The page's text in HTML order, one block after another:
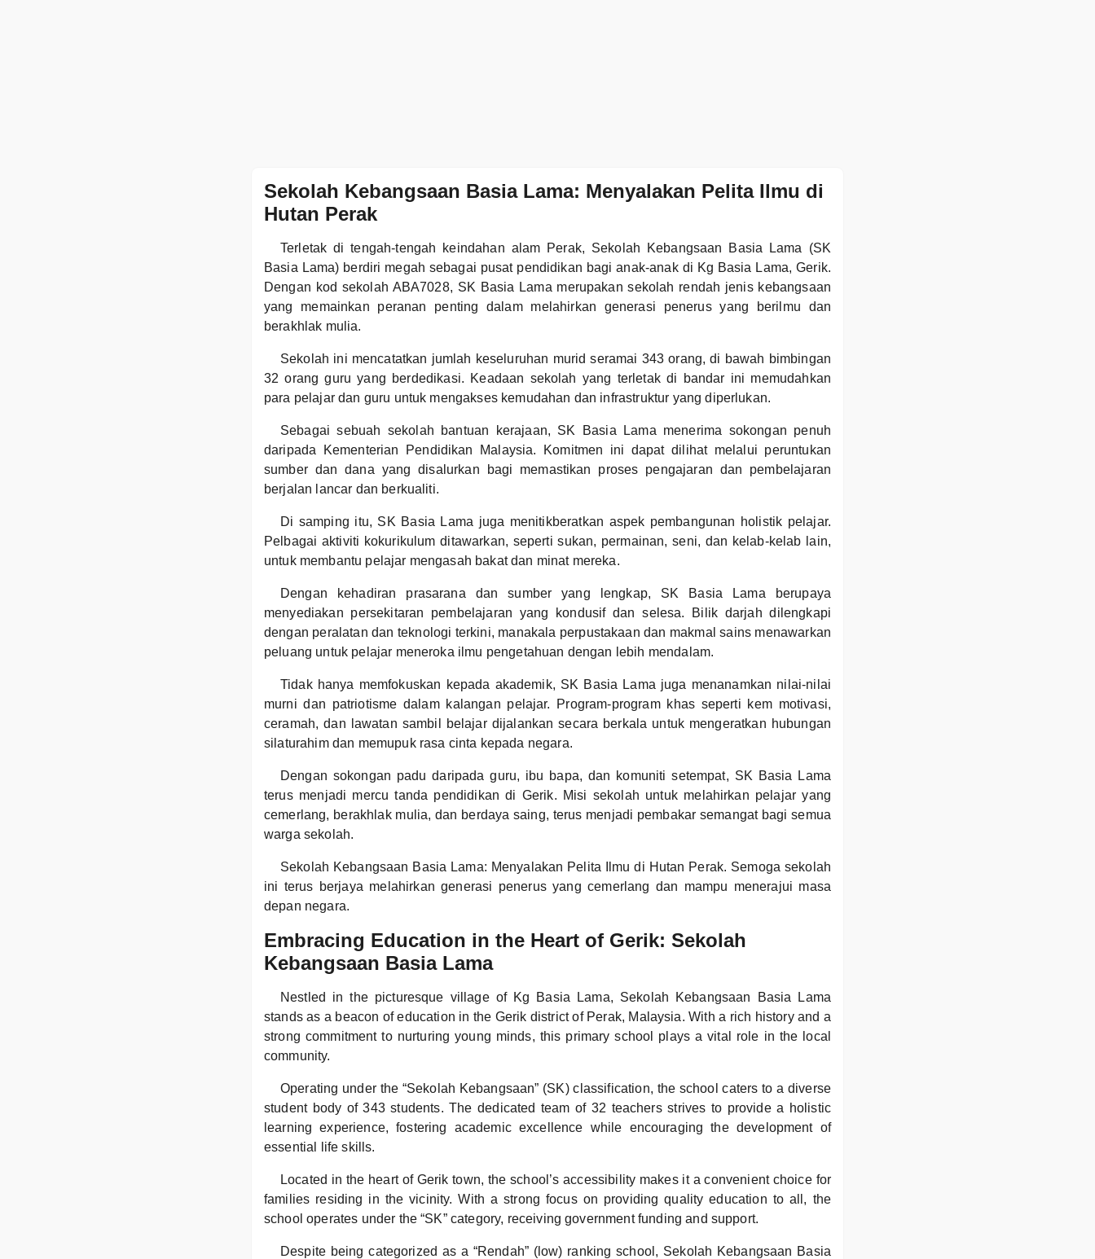
Sekolah Kebangsaan Basia Lama: Menyalakan Pelita Ilmu di
Hutan Perak
Terletak di tengah-tengah keindahan alam Perak, Sekolah Kebangsaan Basia Lama (SK
Basia Lama) berdiri megah sebagai pusat pendidikan bagi anak-anak di Kg Basia Lama, Gerik.
Dengan kod sekolah ABA7028, SK Basia Lama merupakan sekolah rendah jenis kebangsaan
yang memainkan peranan penting dalam melahirkan generasi penerus yang berilmu dan
berakhlak mulia.
Sekolah ini mencatatkan jumlah keseluruhan murid seramai 343 orang, di bawah bimbingan
32 orang guru yang berdedikasi. Keadaan sekolah yang terletak di bandar ini memudahkan
para pelajar dan guru untuk mengakses kemudahan dan infrastruktur yang diperlukan.
Sebagai sebuah sekolah bantuan kerajaan, SK Basia Lama menerima sokongan penuh
daripada Kementerian Pendidikan Malaysia. Komitmen ini dapat dilihat melalui peruntukan
sumber dan dana yang disalurkan bagi memastikan proses pengajaran dan pembelajaran
berjalan lancar dan berkualiti.
Di samping itu, SK Basia Lama juga menitikberatkan aspek pembangunan holistik pelajar.
Pelbagai aktiviti kokurikulum ditawarkan, seperti sukan, permainan, seni, dan kelab-kelab lain,
untuk membantu pelajar mengasah bakat dan minat mereka.
Dengan kehadiran prasarana dan sumber yang lengkap, SK Basia Lama berupaya
menyediakan persekitaran pembelajaran yang kondusif dan selesa. Bilik darjah dilengkapi
dengan peralatan dan teknologi terkini, manakala perpustakaan dan makmal sains menawarkan
peluang untuk pelajar meneroka ilmu pengetahuan dengan lebih mendalam.
Tidak hanya memfokuskan kepada akademik, SK Basia Lama juga menanamkan nilai-nilai
murni dan patriotisme dalam kalangan pelajar. Program-program khas seperti kem motivasi,
ceramah, dan lawatan sambil belajar dijalankan secara berkala untuk mengeratkan hubungan
silaturahim dan memupuk rasa cinta kepada negara.
Dengan sokongan padu daripada guru, ibu bapa, dan komuniti setempat, SK Basia Lama
terus menjadi mercu tanda pendidikan di Gerik. Misi sekolah untuk melahirkan pelajar yang
cemerlang, berakhlak mulia, dan berdaya saing, terus menjadi pembakar semangat bagi semua
warga sekolah.
Sekolah Kebangsaan Basia Lama: Menyalakan Pelita Ilmu di Hutan Perak. Semoga sekolah
ini terus berjaya melahirkan generasi penerus yang cemerlang dan mampu menerajui masa
depan negara.
Embracing Education in the Heart of Gerik: Sekolah
Kebangsaan Basia Lama
Nestled in the picturesque village of Kg Basia Lama, Sekolah Kebangsaan Basia Lama
stands as a beacon of education in the Gerik district of Perak, Malaysia. With a rich history and a
strong commitment to nurturing young minds, this primary school plays a vital role in the local
community.
Operating under the “Sekolah Kebangsaan” (SK) classification, the school caters to a diverse
student body of 343 students. The dedicated team of 32 teachers strives to provide a holistic
learning experience, fostering academic excellence while encouraging the development of
essential life skills.
Located in the heart of Gerik town, the school’s accessibility makes it a convenient choice for
families residing in the vicinity. With a strong focus on providing quality education to all, the
school operates under the “SK” category, receiving government funding and support.
Despite being categorized as a “Rendah” (low) ranking school, Sekolah Kebangsaan Basia